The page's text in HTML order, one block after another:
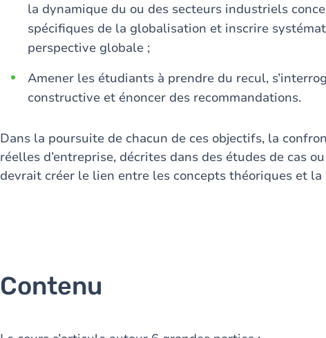
la dynamique du ou des secteurs industriels
spécifiques de la globalisation et inscrire
perspective globale ;
Amener les étudiants à prendre du recul,
constructive et énoncer des recommandations.
Dans la poursuite de chacun de ces objectifs, la
réelles d’entreprise, décrites dans des études de cas
devrait créer le lien entre les concepts théoriques et
Contenu